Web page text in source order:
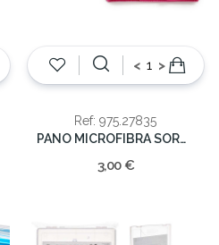
< >
Ref: 975.27835
PANO MICROFIBRA SORT 40x60x0.5cm
3,00 €